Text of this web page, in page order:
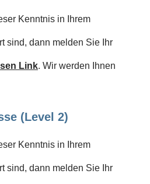
Kenntnis in Ihrem
sind, dann melden Sie Ihr
Link. Wir werden Ihnen
(Level 2)
Kenntnis in Ihrem
sind, dann melden Sie Ihr